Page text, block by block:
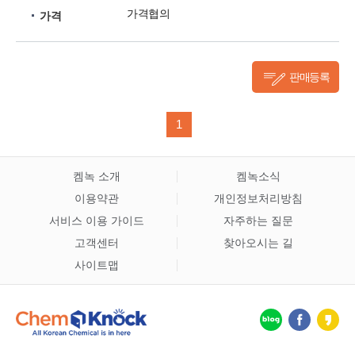
가격
가격협의
판매등록
1
켐녹 소개
켐녹소식
이용약관
개인정보처리방침
서비스 이용 가이드
자주하는 질문
고객센터
찾아오시는 길
사이트맵